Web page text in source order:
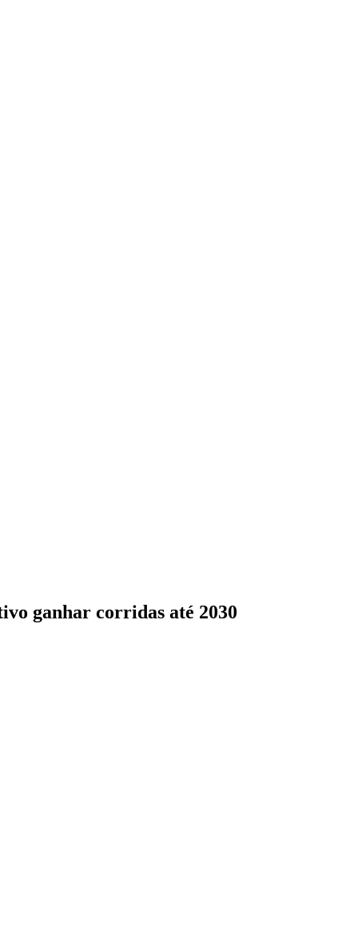
ganhar corridas até 2030